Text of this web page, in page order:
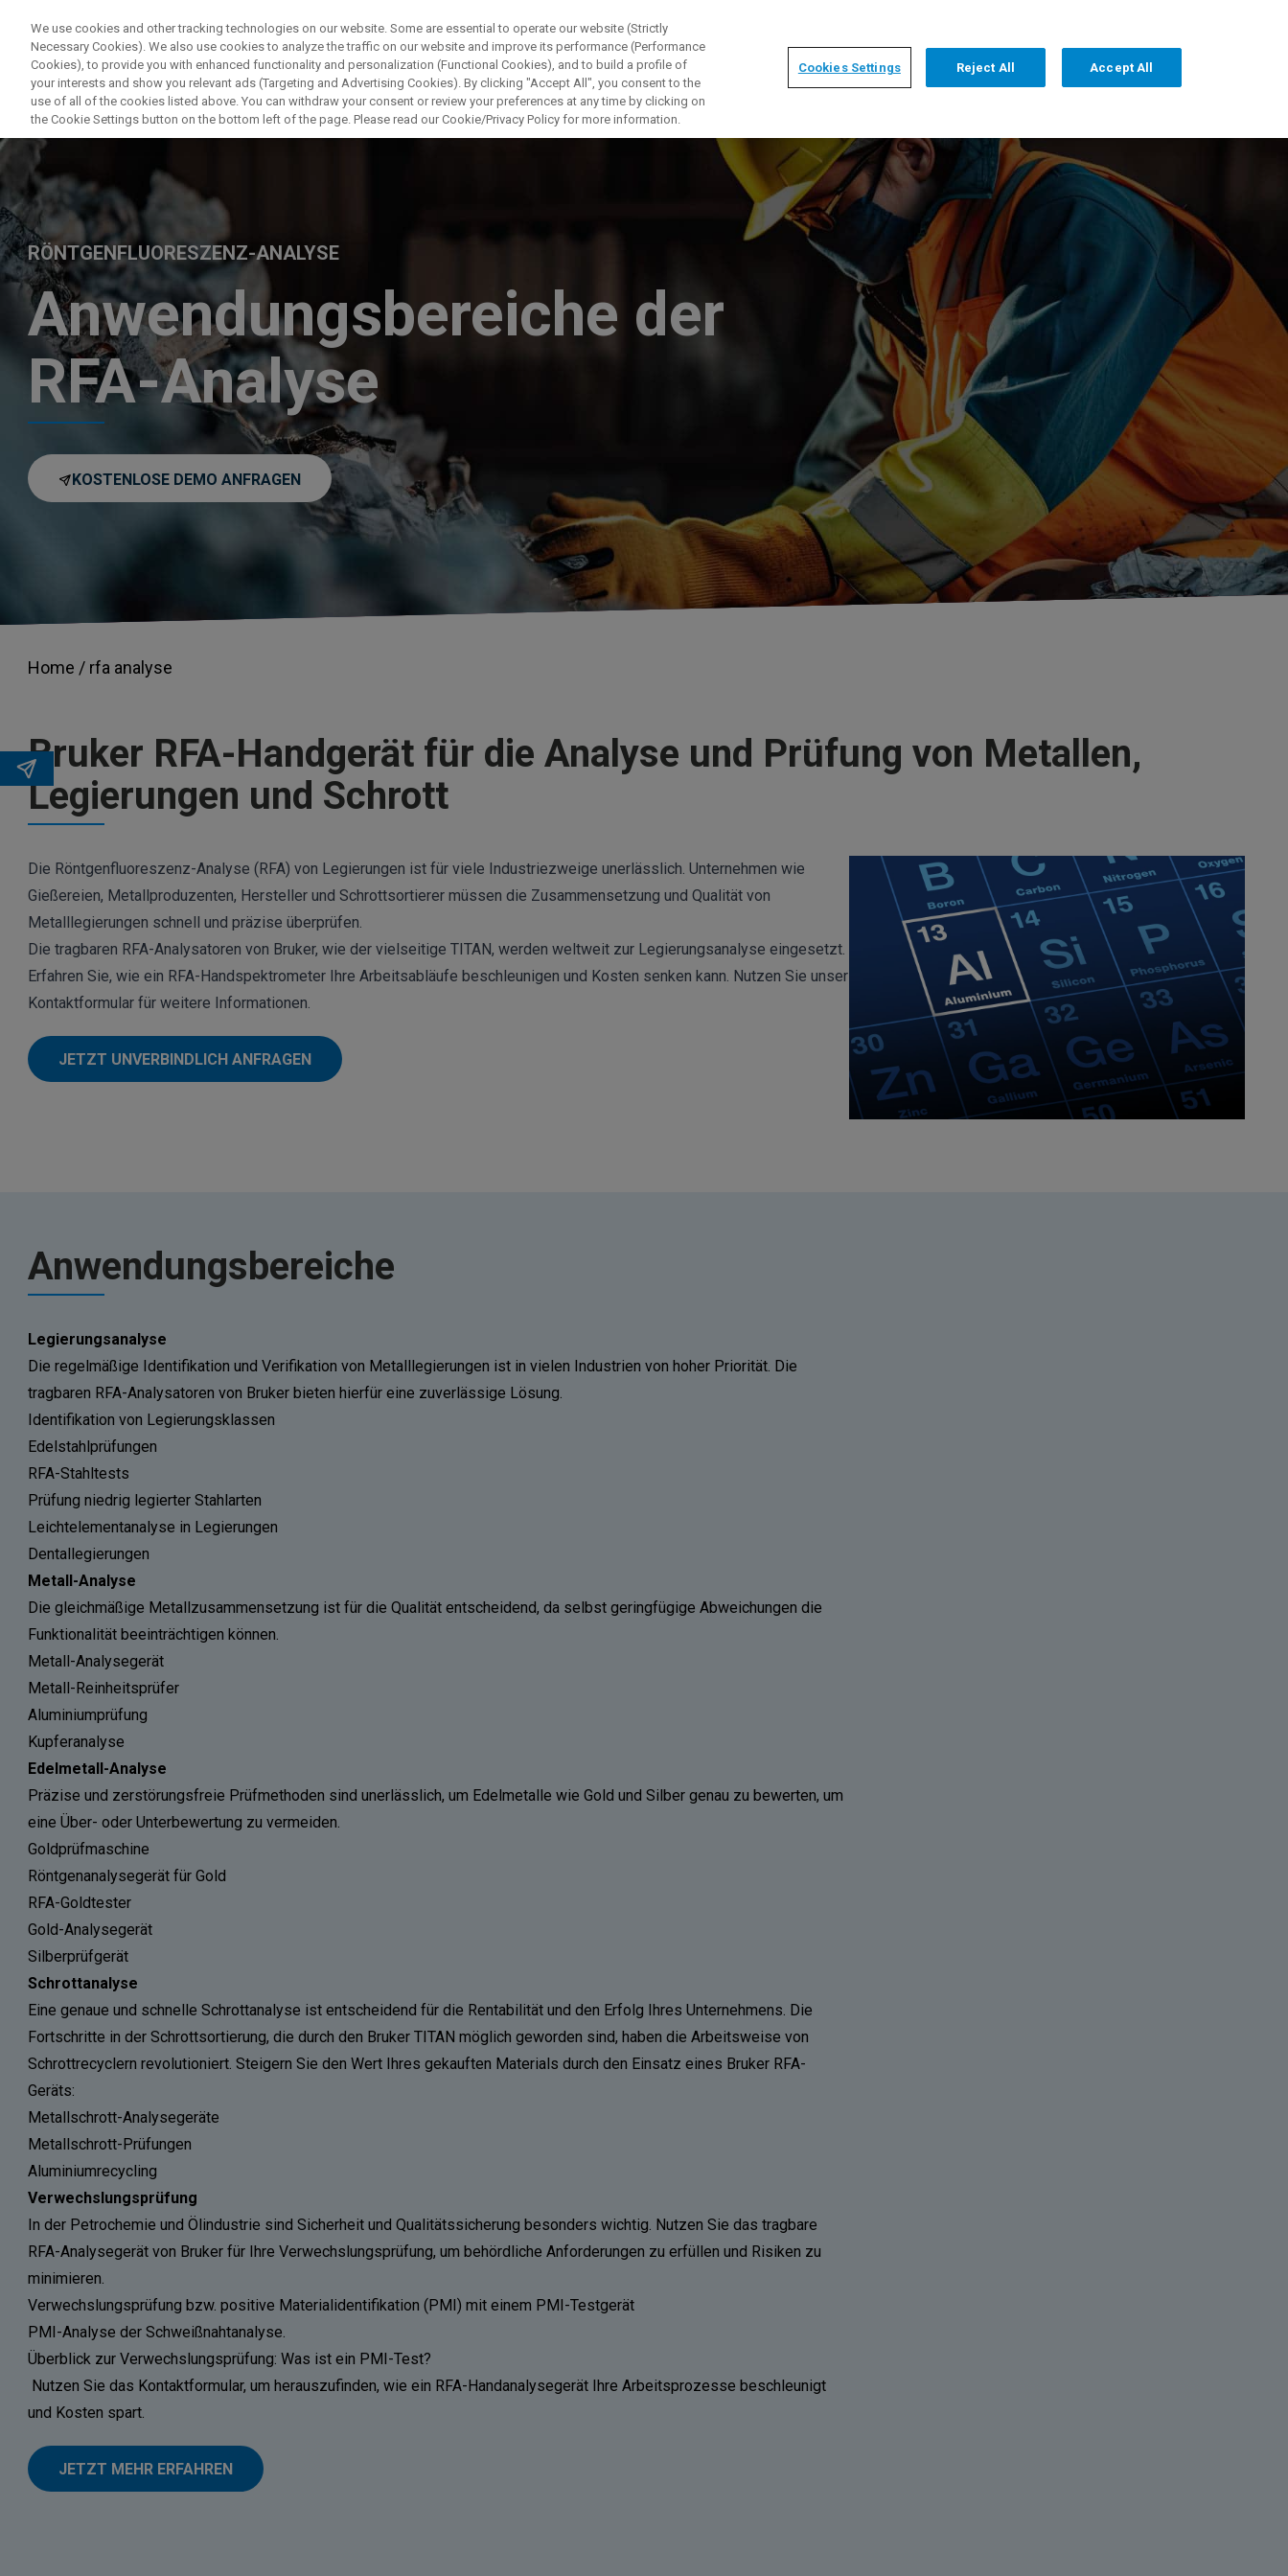
ÜBER UNS
RÖNTGENFLUORESZENZ-ANALYSE
Anwendungsbereiche der
RFA-Analyse
KOSTENLOSE DEMO ANFRAGEN
Home / rfa analyse
Bruker RFA-Handgerät für die Analyse und Prüfung von Metallen,
Legierungen und Schrott
Die Röntgenfluoreszenz-Analyse (RFA) von Legierungen ist für viele Industriezweige unerlässlich. Unternehmen wie
Gießereien, Metallproduzenten, Hersteller und Schrottsortierer müssen die Zusammensetzung und Qualität von
Metalllegierungen schnell und präzise überprüfen.
Die tragbaren RFA-Analysatoren von Bruker, wie der vielseitige TITAN, werden weltweit zur Legierungsanalyse eingesetzt.
Erfahren Sie, wie ein RFA-Handspektrometer Ihre Arbeitsabläufe beschleunigen und Kosten senken kann. Nutzen Sie unser
Kontaktformular für weitere Informationen.
JETZT UNVERBINDLICH ANFRAGEN
Anwendungsbereiche
Legierungsanalyse
Die regelmäßige Identifikation und Verifikation von Metalllegierungen ist in vielen Industrien von hoher Priorität. Die
tragbaren RFA-Analysatoren von Bruker bieten hierfür eine zuverlässige Lösung.
Identifikation von Legierungsklassen
Edelstahlprüfungen
RFA-Stahltests
Prüfung niedrig legierter Stahlarten
Leichtelementanalyse in Legierungen
Dentallegierungen
Metall-Analyse
Die gleichmäßige Metallzusammensetzung ist für die Qualität entscheidend, da selbst geringfügige Abweichungen die
Funktionalität beeinträchtigen können.
Metall-Analysegerät
Metall-Reinheitsprüfer
Aluminiumprüfung
Kupferanalyse
Edelmetall-Analyse
Präzise und zerstörungsfreie Prüfmethoden sind unerlässlich, um Edelmetalle wie Gold und Silber genau zu bewerten, um
eine Über- oder Unterbewertung zu vermeiden.
Goldprüfmaschine
Röntgenanalysegerät für Gold
RFA-Goldtester
Gold-Analysegerät
Silberprüfgerät
Schrottanalyse
Eine genaue und schnelle Schrottanalyse ist entscheidend für die Rentabilität und den Erfolg Ihres Unternehmens. Die
Fortschritte in der Schrottsortierung, die durch den Bruker TITAN möglich geworden sind, haben die Arbeitsweise von
Schrottrecyclern revolutioniert. Steigern Sie den Wert Ihres gekauften Materials durch den Einsatz eines Bruker RFA-
Geräts:
Metallschrott-Analysegeräte
Metallschrott-Prüfungen
Aluminiumrecycling
Verwechslungsprüfung
In der Petrochemie und Ölindustrie sind Sicherheit und Qualitätssicherung besonders wichtig. Nutzen Sie das tragbare
RFA-Analysegerät von Bruker für Ihre Verwechslungsprüfung, um behördliche Anforderungen zu erfüllen und Risiken zu
minimieren.
Verwechslungsprüfung bzw. positive Materialidentifikation (PMI) mit einem PMI-Testgerät
PMI-Analyse der Schweißnahtanalyse.
Überblick zur Verwechslungsprüfung: Was ist ein PMI-Test?
Nutzen Sie das Kontaktformular, um herauszufinden, wie ein RFA-Handanalysegerät Ihre Arbeitsprozesse beschleunigt
und Kosten spart.
JETZT MEHR ERFAHREN
We use cookies and other tracking technologies on our website. Some are essential to operate our website (Strictly
Necessary Cookies). We also use cookies to analyze the traffic on our website and improve its performance (Performance
Cookies), to provide you with enhanced functionality and personalization (Functional Cookies), and to build a profile of
your interests and show you relevant ads (Targeting and Advertising Cookies). By clicking "Accept All", you consent to the
use of all of the cookies listed above. You can withdraw your consent or review your preferences at any time by clicking on
the Cookie Settings button on the bottom left of the page. Please read our Cookie/Privacy Policy for more information.
Cookies Settings Reject All Accept All